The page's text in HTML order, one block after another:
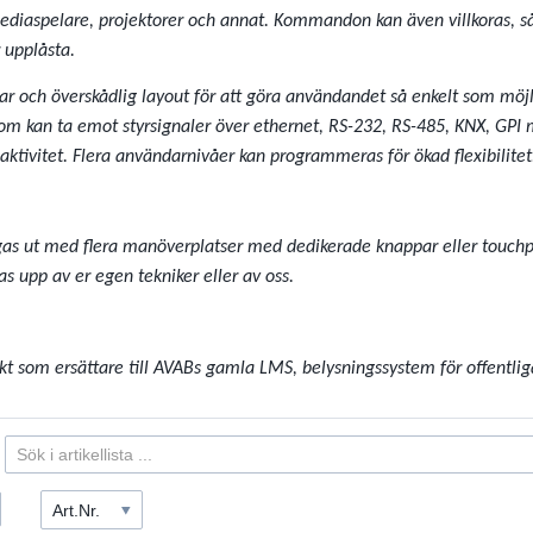
projektorer och annat. Kommandon kan även
och överskådlig layout för att göra användandet så enkelt som
kan ta emot styrsignaler över ethernet, RS-232, RS-485, KNX,
Flera användarnivåer kan programmeras för ökad
ut med flera manöverplatser med dedikerade knappar eller
upp av er egen tekniker eller av oss.
som ersättare till AVABs gamla LMS, belysningssystem för
Art.Nr.